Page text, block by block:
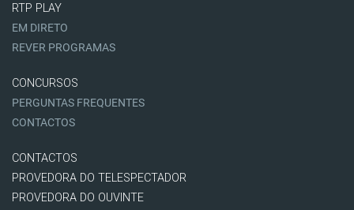
RTP PLAY
EM DIRETO
REVER PROGRAMAS
CONCURSOS
PERGUNTAS FREQUENTES
CONTACTOS
CONTACTOS
PROVEDORA DO TELESPECTADOR
PROVEDORA DO OUVINTE